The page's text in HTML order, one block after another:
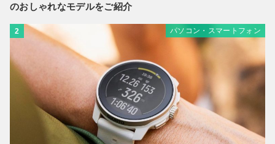
のおしゃれなモデルをご紹介
2 パソコン・スマートフォン